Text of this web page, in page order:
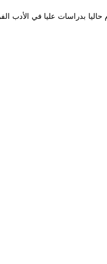
بدراسات عليا في الأدب